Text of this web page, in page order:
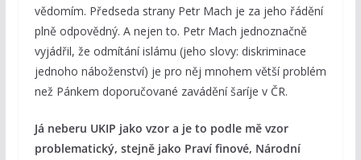
vědomím. Předseda strany Petr Mach je za jeho řádění
plně odpovědný. A nejen to. Petr Mach jednoznačně
vyjádřil, že odmítání islámu (jeho slovy: diskriminace
jednoho náboženství) je pro něj mnohem větší problém
než Pánkem doporučované zavádění šaríje v ČR.
Já neberu UKIP jako vzor a je to podle mě vzor
problematický, stejně jako Praví finové, Národní